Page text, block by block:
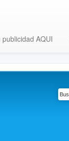
publicidad AQUI